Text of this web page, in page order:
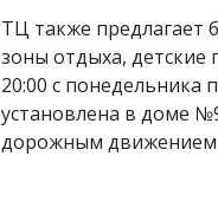
ТЦ также предлагает
зоны отдыха,
20:00 с понедельника
установлена в доме
дорожным движением